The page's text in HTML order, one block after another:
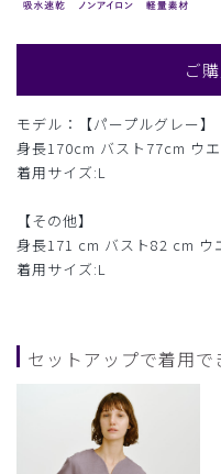
ご
モデル：【パープルグレー】
身長170cm バスト77cm ウ
着用サイズ:L
【その他】
身長171 cm バスト82 cm ウ
着用サイズ:L
セットアップで着用で